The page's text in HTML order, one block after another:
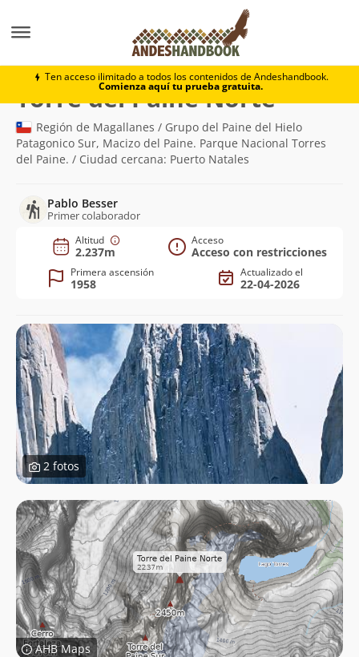
Ten acceso ilimitado a todos los contenidos de Andeshandbook.
Comienza aquí tu prueba gratuita.
Torre del Paine Norte
Torre del Paine Norte
Región de Magallanes / Grupo del Paine del Hielo
Patagonico Sur, Macizo del Paine. Parque Nacional Torres
del Paine. / Ciudad cercana: Puerto Natales
Pablo Besser
Primer colaborador
Altitud
2.237m
Acceso
Acceso con restricciones
Primera ascensión
1958
Actualizado el
22-04-2026
2 fotos
AHB Maps